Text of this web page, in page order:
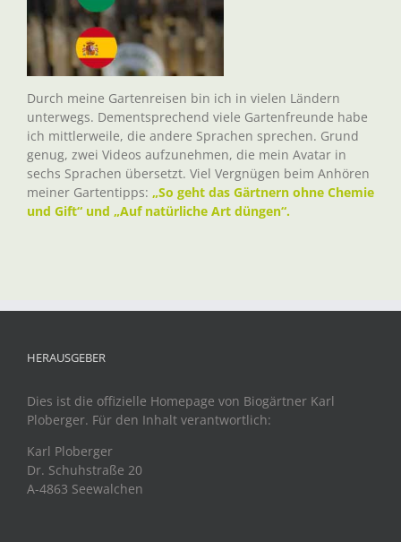
Durch meine Gartenreisen bin ich in vielen Ländern
unterwegs. Dementsprechend viele Gartenfreunde habe
ich mittlerweile, die andere Sprachen sprechen. Grund
genug, zwei Videos aufzunehmen, die mein Avatar in
sechs Sprachen übersetzt. Viel Vergnügen beim Anhören
meiner Gartentipps: „So geht das Gärtnern ohne Chemie
und Gift“ und „Auf natürliche Art düngen“.
HERAUSGEBER
Dies ist die offizielle Homepage von Biogärtner Karl
Ploberger. Für den Inhalt verantwortlich:
Karl Ploberger
Dr. Schuhstraße 20
A-4863 Seewalchen